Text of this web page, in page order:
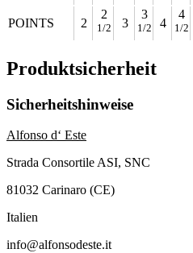
POINTS 2
2
1/2 3
3
1/2 4
4
1/2
Produktsicherheit
Sicherheitshinweise
Alfonso d‘ Este
Strada Consortile ASI, SNC
81032 Carinaro (CE)
Italien
info@alfonsodeste.it